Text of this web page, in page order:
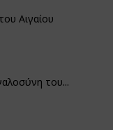
Αιγαίου
του...